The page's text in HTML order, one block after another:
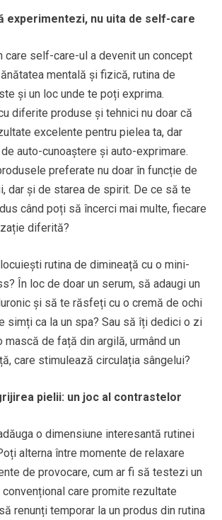
experimentezi, nu uita de self-care
care self-care-ul a devenit un concept
mentală și fizică, rutina de
și un loc unde te poți exprima.
diferite produse și tehnici nu doar că
excelente pentru pielea ta, dar
auto-cunoaștere și auto-exprimare.
preferate nu doar în funcție de
dar și de starea de spirit. De ce să te
când poți să încerci mai multe, fiecare
diferită?
rutina de dimineață cu o mini-
În loc de doar un serum, să adaugi un
și să te răsfeți cu o cremă de ochi
simți ca la un spa? Sau să îți dedici o zi
de față din argilă, urmând un
care stimulează circulația sângelui?
pielii: un joc al contrastelor
o dimensiune interesantă rutinei
alterna între momente de relaxare
de provocare, cum ar fi să testezi un
care promite rezultate
renunți temporar la un produs din rutina